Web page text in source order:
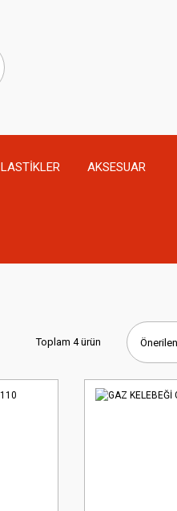
LASTİKLER AKSESUAR
Toplam 4 ürün